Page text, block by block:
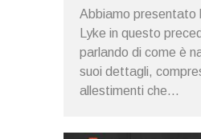
Abbiamo presentato
Lyke in questo
parlando di come è
suoi dettagli,
allestimenti che...